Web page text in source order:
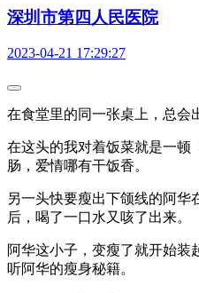
深圳市第四人民医院
2023-04-21 17:29:27
在食堂里的同一张桌上，总会
在这头的我对着饭菜就是一顿
肠，爱情哪有干饭香。
另一头快要瘦出下颌线的阿华
后，喝了一口水又咳了出来。
阿华这小子，变瘦了就开始装
听阿华的瘦身秘籍。